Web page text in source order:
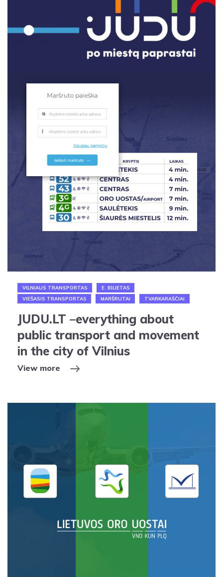
VILNIAUS TRANSPORTAS
E. BILIETAS
VIEŠASIS TRANSPORTAS
MARŠRUTAI TVARKARAŠČIAI
JUDU.LT –everything about
public transport and movement
in the city of Vilnius
View more